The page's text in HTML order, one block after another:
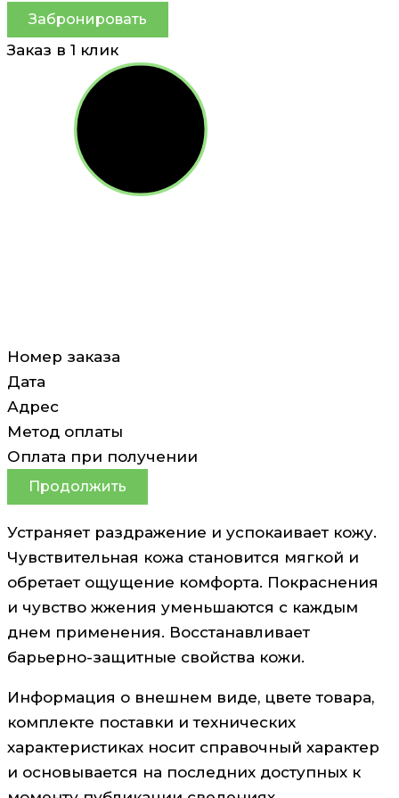
Забронировать
Заказ в 1 клик
Номер заказа
Дата
Адрес
Метод оплаты
Оплата при получении
Продолжить
Устраняет раздражение и успокаивает кожу.
Чувствительная кожа становится мягкой и
обретает ощущение комфорта. Покраснения
и чувство жжения уменьшаются с каждым
днем применения. Восстанавливает
барьерно-защитные свойства кожи.
Информация о внешнем виде, цвете товара,
комплекте поставки и технических
характеристиках носит справочный характер
и основывается на последних доступных к